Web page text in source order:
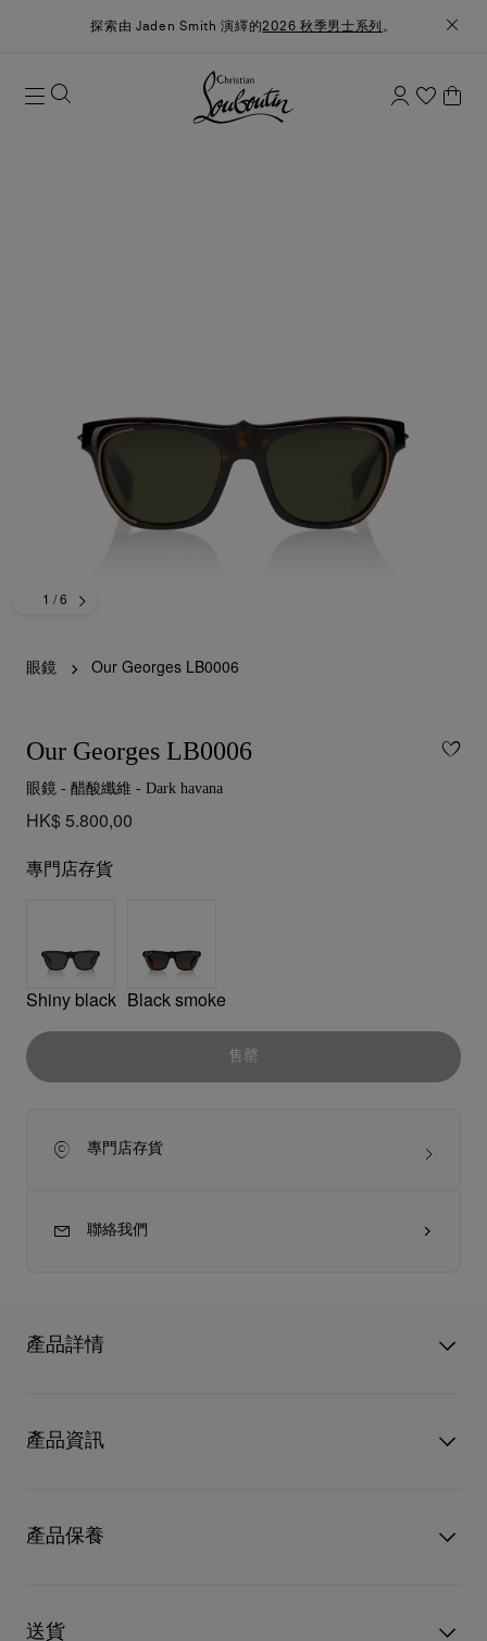
探索由 Jaden Smith 演繹的2026 秋季男士系列 。
1 / 6
眼鏡 Our Georges LB0006
Our Georges LB0006
眼鏡 - 醋酸纖維 - Dark havana
HK$ 5.800,00
專門店存貨
Shiny black Black smoke
售罄
專門店存貨
聯絡我們
產品詳情
一。這款方形醋酸纖維太陽眼鏡以前框頂梁上的尖釘細節、半框
金屬鏡圈彰顯個性風采。鉸鏈上的紅鞋底標誌與鏡腿上的尖釘相
性，
腿上精心製作的金色飾釘為眼鏡增添一絲大膽的棱角感。
產品資訊
顏色
Dark havana
物料
醋酸纖維
產品保養
革產品需要深層清潔或保養護理，我們也能為盡應所需，確保您
送貨